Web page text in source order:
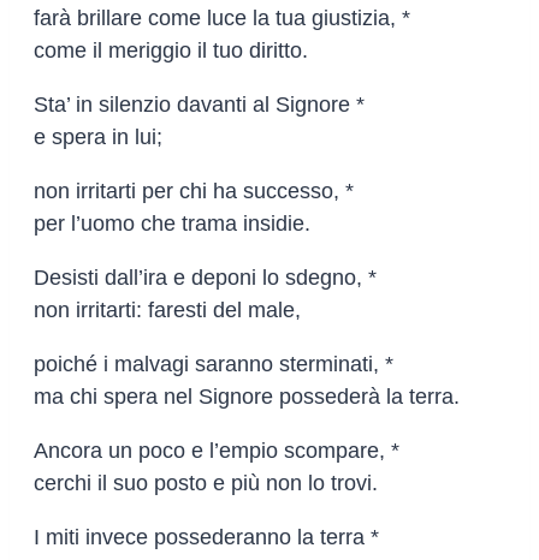
farà brillare come luce la tua giustizia, *
come il meriggio il tuo diritto.
Sta’ in silenzio davanti al Signore *
e spera in lui;
non irritarti per chi ha successo, *
per l’uomo che trama insidie.
Desisti dall’ira e deponi lo sdegno, *
non irritarti: faresti del male,
poiché i malvagi saranno sterminati, *
ma chi spera nel Signore possederà la terra.
Ancora un poco e l’empio scompare, *
cerchi il suo posto e più non lo trovi.
I miti invece possederanno la terra *